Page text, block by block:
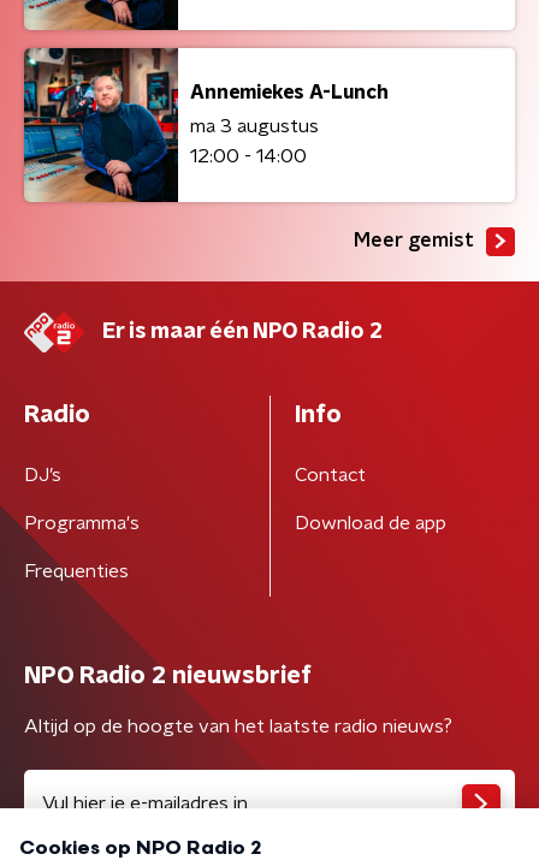
Annemiekes A-Lunch
ma 3 augustus
12:00 - 14:00
Meer gemist
Er is maar één NPO Radio 2
Radio
DJ’s
Programma's
Frequenties
Info
Contact
Download de app
NPO Radio 2 nieuwsbrief
Altijd op de hoogte van het laatste radio nieuws?